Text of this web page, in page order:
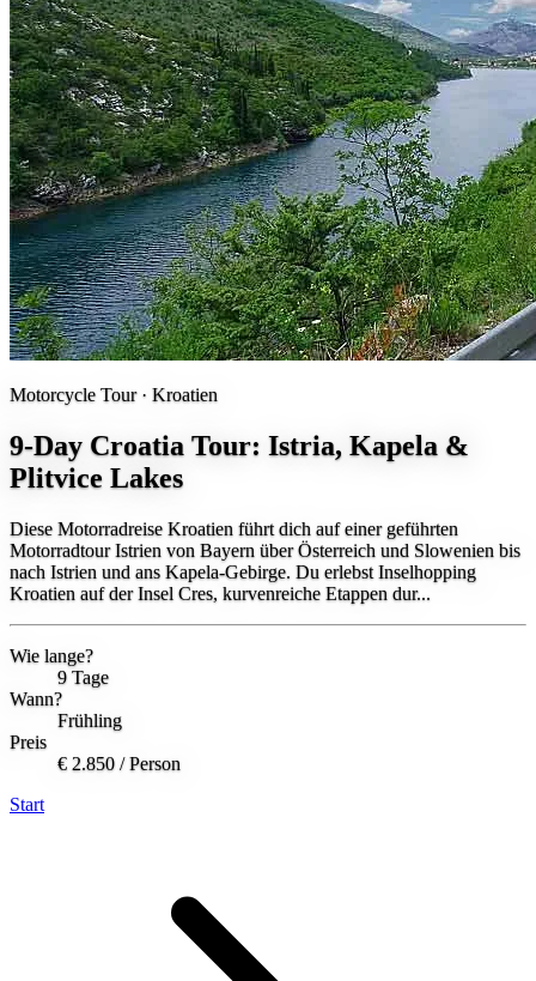
Motorcycle Tour · Kroatien
9-Day Croatia Tour: Istria, Kapela &
Plitvice Lakes
Diese Motorradreise Kroatien führt dich auf einer geführten
Motorradtour Istrien von Bayern über Österreich und Slowenien bis
nach Istrien und ans Kapela-Gebirge. Du erlebst Inselhopping
Kroatien auf der Insel Cres, kurvenreiche Etappen dur...
Wie lange?
9 Tage
Wann?
Frühling
Preis
€ 2.850 / Person
Start